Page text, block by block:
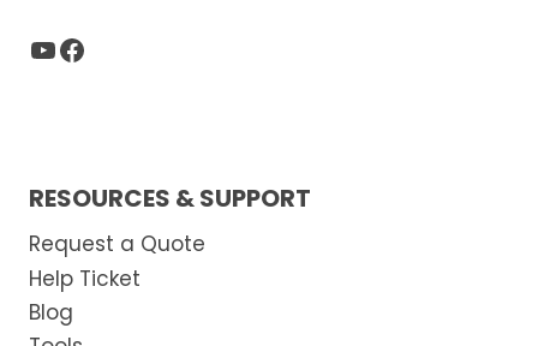
YouTube
Facebook
RESOURCES & SUPPORT
Request a Quote
Help Ticket
Blog